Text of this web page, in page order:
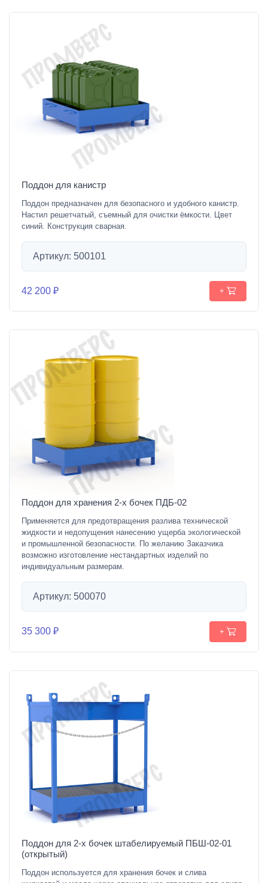
Поддон для канистр
Поддон предназначен для безопасного и удобного канистр.
Настил решетчатый, съемный для очистки ёмкости. Цвет
синий. Конструкция сварная.
Артикул: 500101
42 200 ₽ +
Поддон для хранения 2-х бочек ПДБ-02
Применяется для предотвращения разлива технической
жидкости и недопущения нанесению ущерба экологической
и промышленной безопасности. По желанию Заказчика
возможно изготовление нестандартных изделий по
индивидуальным размерам.
Артикул: 500070
35 300 ₽ +
Поддон для 2-х бочек штабелируемый ПБШ-02-01
(открытый)
Поддон используется для хранения бочек и слива